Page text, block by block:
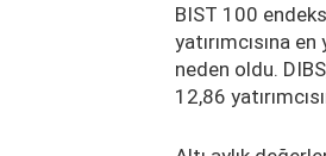
BIST 100
yatırımcısına
neden oldu.
12,86